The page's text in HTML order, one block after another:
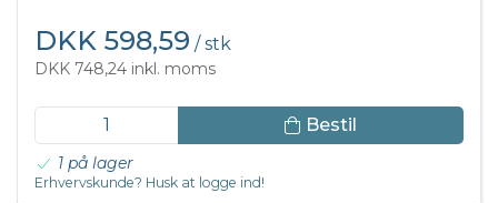
DKK 598,59 / stk
DKK 748,24 inkl. moms
Bestil
1 på lager
Erhvervskunde? Husk at logge ind!